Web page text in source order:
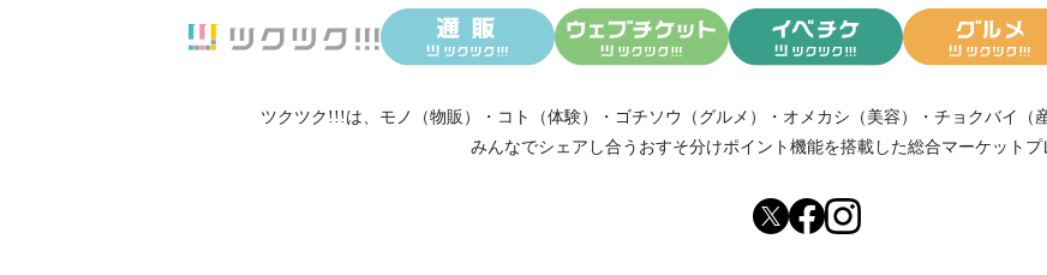
ツクツク!!!は、 モノ（物販） ・ コト（体験） ・ ゴチソウ（グルメ） ・ オメカシ（美容） ・ チョクバイ（
みんなでシェアし合う おすそ分けポイント機能を搭載した総合マーケットプ